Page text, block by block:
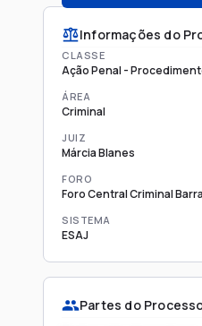
Informações do
CLASSE
Ação Penal -
ÁREA
Criminal
JUIZ
Márcia Blanes
FORO
Foro Central Criminal
SISTEMA
ESAJ
Partes do